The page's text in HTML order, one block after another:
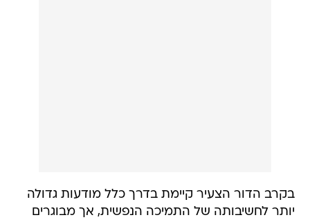
בקרב הדור הצעיר קיימת בדרך כלל מודעות גדולה
יותר לחשיבותה של התמיכה הנפשית, אך מבוגרים